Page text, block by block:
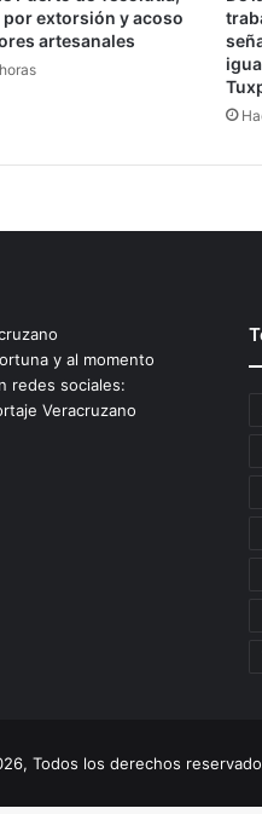
extorsión y acoso
artesanales
y al momento
redes sociales:
Veracruzano
Todos los derechos